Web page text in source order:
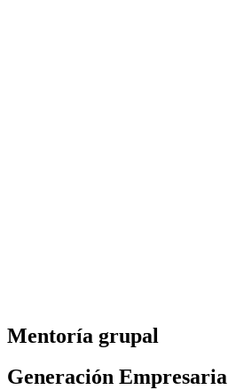
Mentoría grupal
Generación Empresaria